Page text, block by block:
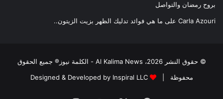
بروح رمضان والتواصل
Carla Azouri على ما هي فوائد تدليك الظهر بزيت الزيتون..
© حقوق النشر 2026، Al Kalima News - الكلمة نيوز® جميع الحقوق
محفوظة |
Designed & Developed by Inspiral LLC